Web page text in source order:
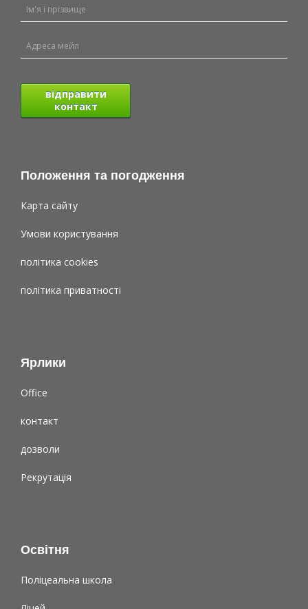
відправити
контакт
Положення та погодження
Карта сайту
Умови користування
політика cookies
політика приватності
Ярлики
Office
контакт
дозволи
Рекрутація
Освітня
Поліцеальна школа